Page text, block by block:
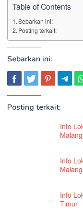
Table of Contents
Sebarkan ini:
Posting terkait:
Sebarkan ini:
Posting terkait:
Info
Info
Info
Timur